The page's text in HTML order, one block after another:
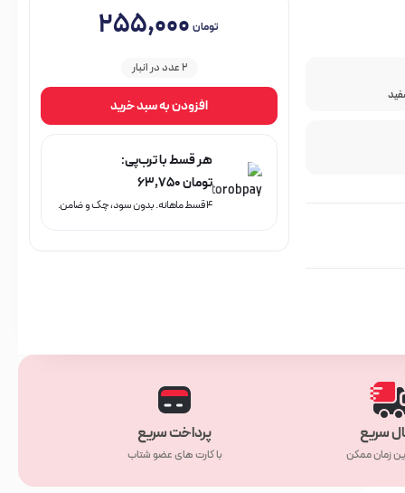
تومان
2 عدد در انبار
افزودن به سبد خرید
هر قسط با ترب‌پی:
تومان
۴ قسط ماهانه. بدون سود، چک و ضامن.
سریع
زمان ممکن
پرداخت سریع
با کارت های عضو شتاب